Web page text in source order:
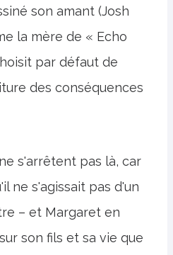
son amant (Josh
la mère de « Echo
par défaut de
des conséquences
s'arrêtent pas là, car
ne s'agissait pas d'un
– et Margaret en
son fils et sa vie que